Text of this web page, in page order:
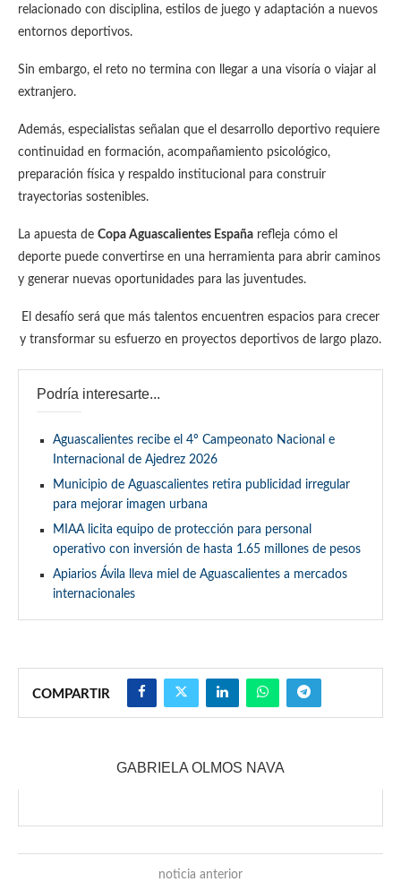
relacionado con disciplina, estilos de juego y adaptación a nuevos
entornos deportivos.
Sin embargo, el reto no termina con llegar a una visoría o viajar al
extranjero.
Además, especialistas señalan que el desarrollo deportivo requiere
continuidad en formación, acompañamiento psicológico,
preparación física y respaldo institucional para construir
trayectorias sostenibles.
La apuesta de Copa Aguascalientes España refleja cómo el
deporte puede convertirse en una herramienta para abrir caminos
y generar nuevas oportunidades para las juventudes.
El desafío será que más talentos encuentren espacios para crecer
y transformar su esfuerzo en proyectos deportivos de largo plazo.
Podría interesarte...
Aguascalientes recibe el 4º Campeonato Nacional e
Internacional de Ajedrez 2026
Municipio de Aguascalientes retira publicidad irregular
para mejorar imagen urbana
MIAA licita equipo de protección para personal
operativo con inversión de hasta 1.65 millones de pesos
Apiarios Ávila lleva miel de Aguascalientes a mercados
internacionales
COMPARTIR
GABRIELA OLMOS NAVA
noticia anterior